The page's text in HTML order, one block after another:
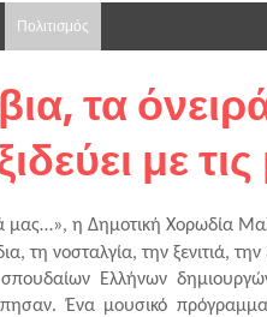
Πολιτισμός
τα
με
η Δημοτική Χορωδία
τη νοσταλγία, την ξενιτιά, την
Ελλήνων
Ένα μουσικό